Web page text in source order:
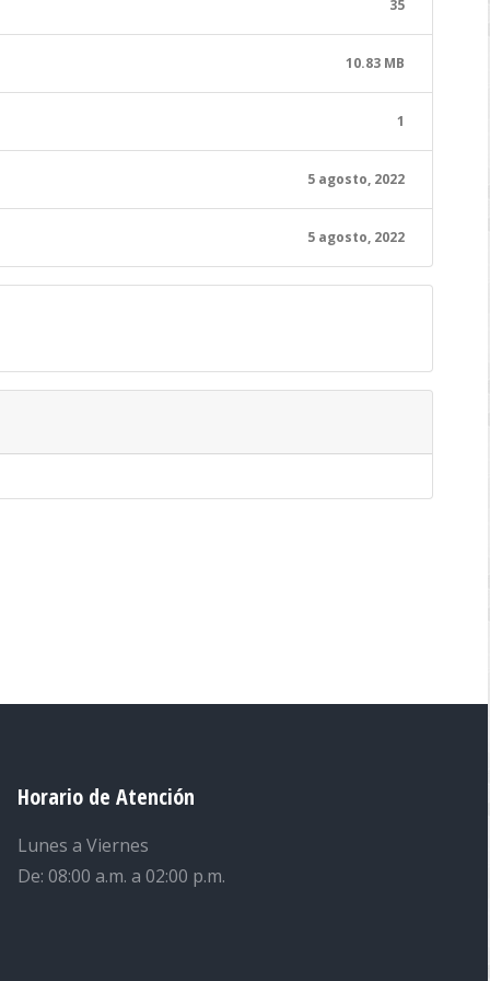
35
10.83 MB
1
5 agosto, 2022
5 agosto, 2022
Horario de Atención
Lunes a Viernes
De: 08:00 a.m. a 02:00 p.m.